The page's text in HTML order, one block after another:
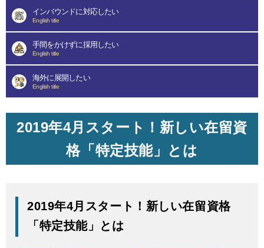
インバウンドに対応したい
English title
手間をかけずに採用したい
English title
海外に展開したい
English title
2019年4月スタート！新しい在留資
格「特定技能」とは
2019年4月スタート！新しい在留資格
「特定技能」とは